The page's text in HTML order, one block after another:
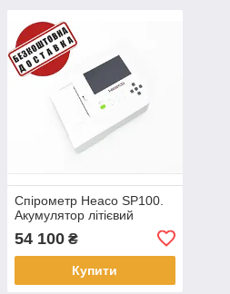
Спірометр Heaco SP100.
Акумулятор літієвий
54 100 ₴
Купити